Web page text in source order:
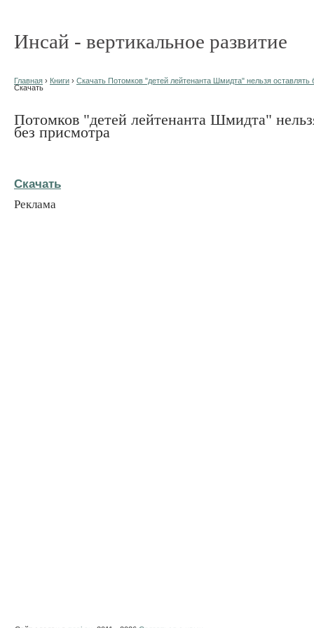
Инсай - вертикальное развитие
Главная › Книги › Скачать Потомков "детей лейтенанта Шмидта" нельзя оставлять
Скачать
Потомков "детей лейтенанта Шмидта"
без присмотра
Скачать
Реклама